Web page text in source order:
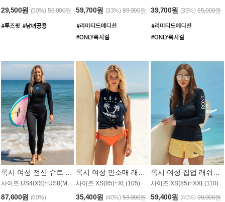
29,500원 (50%) 59,000원 59,700원 (33%) 89,000원 39,700원 (39%) 65,000원
87,600원 (60%)
사이즈 XS(85)~XL(105)
35,400원 (40%) 59,000원
사이즈 XS(85)~XXL(110)
59,400원 (40%) 99,000원